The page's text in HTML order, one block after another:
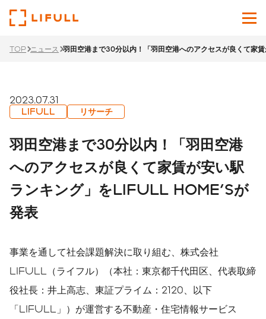
採用サイト
Japanese English
サービス
サステナビリティ
TOP ニュース 羽田空港まで30分以内！「羽田空港へのアクセスが良くて
2023.07.31
LIFULL リサーチ
羽田空港まで30分以内！「羽田空港
へのアクセスが良くて家賃が安い駅
ランキング」をLIFULL HOME'Sが
発表
事業を通して社会課題解決に取り組む、株式会社
LIFULL（ライフル）（本社：東京都千代田区、代表取締
役社長：井上高志、東証プライム：2120、以下
「LIFULL」）が運営する不動産・住宅情報サービス